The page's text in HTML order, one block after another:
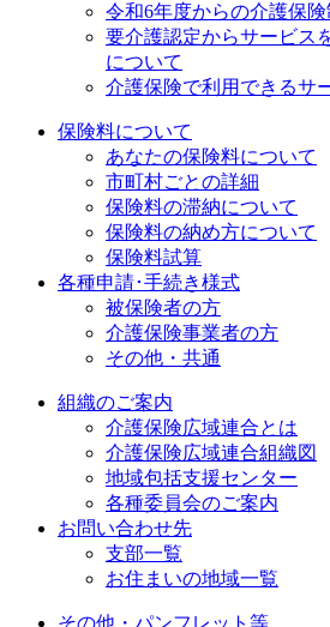
令和6年度からの介護保
要介護認定からサービス
について
介護保険で利用できるサ
保険料について
あなたの保険料について
市町村ごとの詳細
保険料の滞納について
保険料の納め方について
保険料試算
各種申請･手続き様式
被保険者の方
介護保険事業者の方
その他・共通
組織のご案内
介護保険広域連合とは
介護保険広域連合組織図
地域包括支援センター
各種委員会のご案内
お問い合わせ先
支部一覧
お住まいの地域一覧